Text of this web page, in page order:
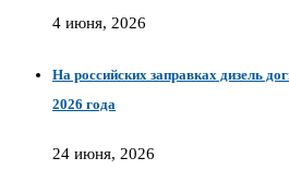
4 июня, 2026
На российских заправках дизель
2026 года
24 июня, 2026